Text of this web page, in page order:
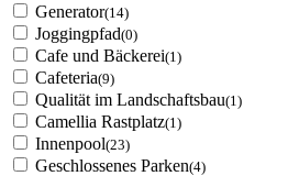
Generator(14)
Joggingpfad(0)
Cafe und Bäckerei(1)
Cafeteria(9)
Qualität im Landschaftsbau(1)
Camellia Rastplatz(1)
Innenpool(23)
Geschlossenes Parken(4)